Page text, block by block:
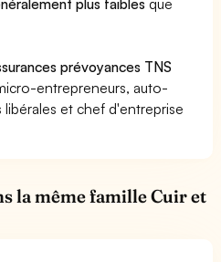
prévoyances TNS
entrepreneurs, auto-
et chef d'entreprise
la même famille Cuir et